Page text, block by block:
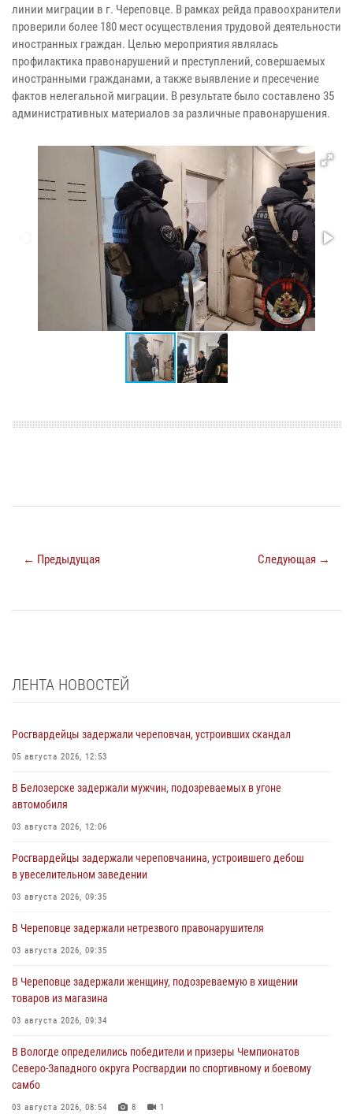
линии миграции в г. Череповце. В рамках рейда правоохранители
проверили более 180 мест осуществления трудовой деятельности
иностранных граждан. Целью мероприятия являлась
профилактика правонарушений и преступлений, совершаемых
иностранными гражданами, а также выявление и пресечение
фактов нелегальной миграции. В результате было составлено 35
административных материалов за различные правонарушения.
← Предыдущая Следующая →
ЛЕНТА НОВОСТЕЙ
Росгвардейцы задержали череповчан, устроивших скандал
05 августа 2026, 12:53
В Белозерске задержали мужчин, подозреваемых в угоне
автомобиля
03 августа 2026, 12:06
Росгвардейцы задержали череповчанина, устроившего дебош
в увеселительном заведении
03 августа 2026, 09:35
В Череповце задержали нетрезвого правонарушителя
03 августа 2026, 09:35
В Череповце задержали женщину, подозреваемую в хищении
товаров из магазина
03 августа 2026, 09:34
В Вологде определились победители и призеры Чемпионатов
Северо-Западного округа Росгвардии по спортивному и боевому
самбо
03 августа 2026, 08:54 8 1